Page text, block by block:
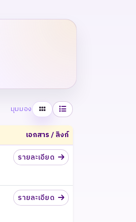
มุมมอง ตารางรายการ
เอกสาร / ลิงก์
รายละเอียด
รายละเอียด